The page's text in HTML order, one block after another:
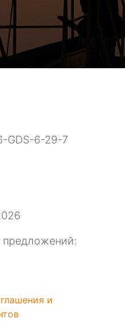
GDS-6-29-7
предложений:
и